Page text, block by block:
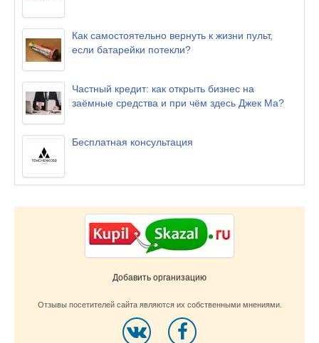
Как самостоятельно вернуть к жизни пульт,
если батарейки потекли?
Частный кредит: как открыть бизнес на
заёмные средства и при чём здесь Джек Ма?
Бесплатная консультация
Добавить организацию
Отзывы посетителей сайта являются их собственными мнениями.